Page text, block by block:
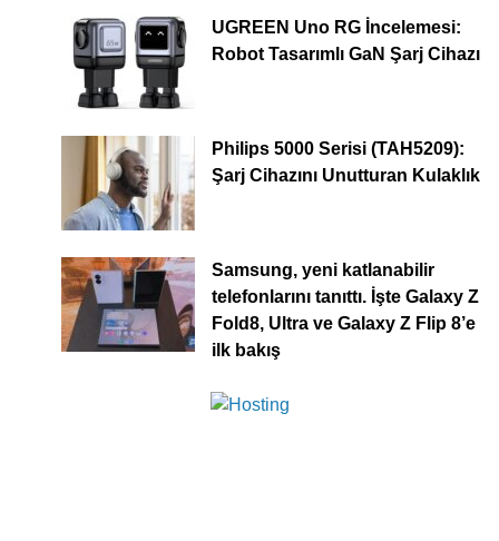
UGREEN Uno RG İncelemesi:
Robot Tasarımlı GaN Şarj Cihazı
Philips 5000 Serisi (TAH5209):
Şarj Cihazını Unutturan Kulaklık
Samsung, yeni katlanabilir
telefonlarını tanıttı. İşte Galaxy Z
Fold8, Ultra ve Galaxy Z Flip 8’e
ilk bakış